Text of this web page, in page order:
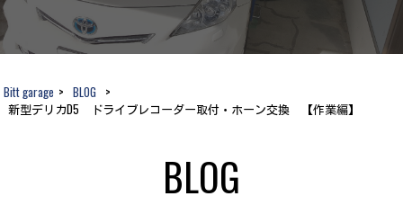
Bitt garage > BLOG >
新型デリカD5 ドライブレコーダー取付・ホーン交換 【作業編】
BLOG